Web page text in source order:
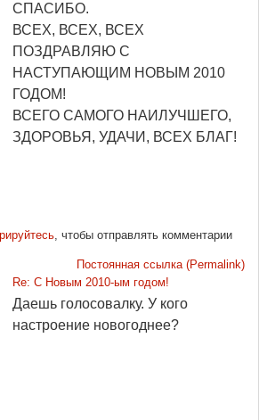
СПАСИБО.
ВСЕХ, ВСЕХ, ВСЕХ
ПОЗДРАВЛЯЮ С
НАСТУПАЮЩИМ НОВЫМ 2010
ГОДОМ!
ВСЕГО САМОГО НАИЛУЧШЕГО,
ЗДОРОВЬЯ, УДАЧИ, ВСЕХ БЛАГ!
, чтобы отправлять комментарии
Постоянная ссылка (Permalink)
Re: С Новым 2010-ым годом!
Даешь голосовалку. У кого
настроение новогоднее?